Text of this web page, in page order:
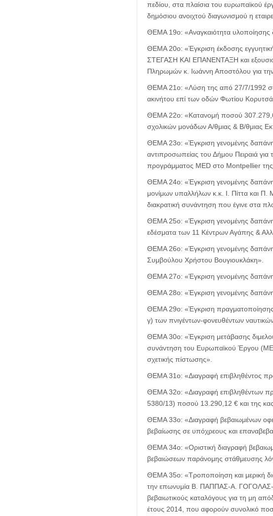
πεδίου, στα πλαίσια του ευρωπαϊκού
δημόσιου ανοιχτού διαγωνισμού η
ΘΕΜΑ 19ο: «Αναγκαιότητα υλοποίησης
ΘΕΜΑ 20ο: «Έγκριση έκδοσης
ΣΤΕΓΑΣΗ ΚΑΙ ΕΠΑΝΕΝΤΑΞΗ και
Πληρωμών κ. Ιωάννη Αποστόλου για
ΘΕΜΑ 21ο: «Λύση της από 27/7/1992
ακινήτου επί των οδών Φωτίου
ΘΕΜΑ 22ο: «Κατανομή ποσού
σχολικών μονάδων Α/θμιας & Β/θμιας
ΘΕΜΑ 23ο: «Έγκριση γενομένης
αντιπροσωπείας του Δήμου Πειραιά
προγράμματος MED στο Montpellier
ΘΕΜΑ 24ο: «Έγκριση γενομένης
μονίμων υπαλλήλων κ.κ. Ι. Πίττα και Π.
διακρατική συνάντηση που έγινε στα
ΘΕΜΑ 25ο: «Έγκριση γενομένης
εδέσματα των 11 Κέντρων Αγάπης &
ΘΕΜΑ 26ο: «Έγκριση γενομένης
Συμβούλου Χρήστου Βουγιουκλάκη».
ΘΕΜΑ 27ο: «Έγκριση γενομένης
ΘΕΜΑ 28ο: «Έγκριση γενομένης
ΘΕΜΑ 29ο: «Έγκριση
γ) των πνιγέντων-φονευθέντων
ΘΕΜΑ 30ο: «Έγκριση μετάβασης
συνάντηση του Ευρωπαϊκού Έργου
σχετικής πίστωσης».
ΘΕΜΑ 31ο: «Διαγραφή επιβληθέντος
ΘΕΜΑ 32ο: «Διαγραφή επιβληθέντων
5380/13) ποσού 13.290,12 € και της
ΘΕΜΑ 33ο: «Διαγραφή βεβαιωμένων
βεβαίωσης σε υπόχρεους και
ΘΕΜΑ 34ο: «Οριστική διαγραφή
βεβαιώσεων παράνομης στάθμευσης
ΘΕΜΑ 35ο: «Τροποποίηση και μερική
την επωνυμία Β. ΠΑΠΠΑΣ-Α.
βεβαιωτικούς καταλόγους για τη μη
έτους 2014, που αφορούν συνολικό